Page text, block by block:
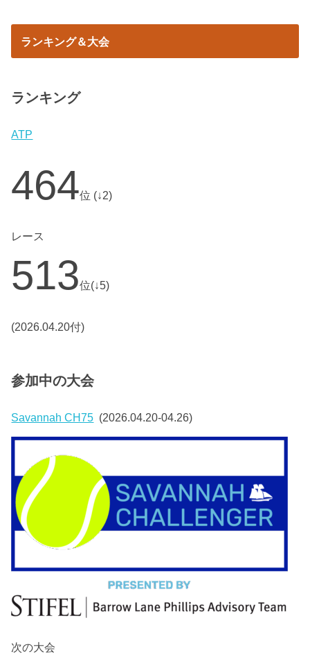
ランキング＆大会
ランキング
ATP
464位 (↓2)
レース
513位(↓5)
(2026.04.20付)
参加中の大会
Savannah CH75 (2026.04.20-04.26)
次の大会